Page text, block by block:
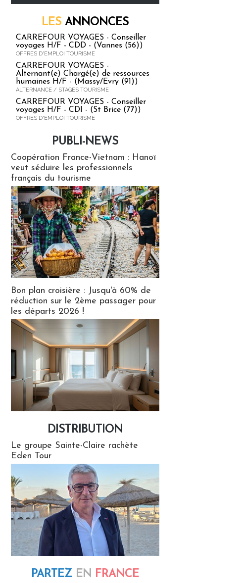
LES ANNONCES
CARREFOUR VOYAGES - Conseiller
voyages H/F - CDD - (Vannes (56))
OFFRES D'EMPLOI TOURISME
CARREFOUR VOYAGES -
Alternant(e) Chargé(e) de ressources
humaines H/F - (Massy/Evry (91))
ALTERNANCE / STAGES TOURISME
CARREFOUR VOYAGES - Conseiller
voyages H/F - CDI - (St Brice (77))
OFFRES D'EMPLOI TOURISME
PUBLI-NEWS
Coopération France-Vietnam : Hanoï
veut séduire les professionnels
français du tourisme
Bon plan croisière : Jusqu'à 60% de
réduction sur le 2ème passager pour
les départs 2026 !
DISTRIBUTION
Le groupe Sainte-Claire rachète
Eden Tour
PARTEZ EN FRANCE